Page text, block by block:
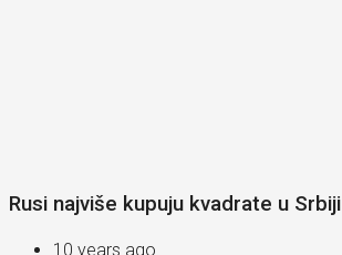
Rusi najviše kupuju kvadrate u Srbiji
10 years ago